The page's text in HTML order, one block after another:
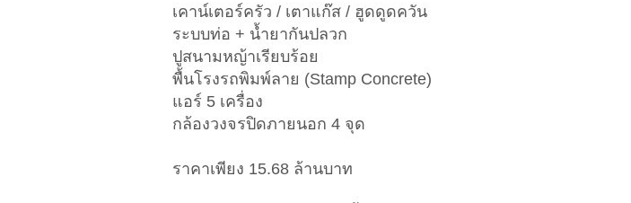
เคาน์เตอร์ครัว / เตาแก๊ส / ฮูดดูดควัน
ระบบท่อ + น้ำยากันปลวก
ปูสนามหญ้าเรียบร้อย
พื้นโรงรถพิมพ์ลาย (Stamp Concrete)
แอร์ 5 เครื่อง
กล้องวงจรปิดภายนอก 4 จุด
ราคาเพียง 15.68 ล้านบาท